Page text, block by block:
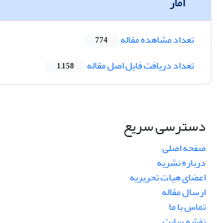
تعداد مشاهده مقاله 774
تعداد دریافت فایل اصل مقاله 1,158
دسترسی سریع
صفحه اصلی
درباره نشریه
اعضای هیات تحریریه
ارسال مقاله
تماس با ما